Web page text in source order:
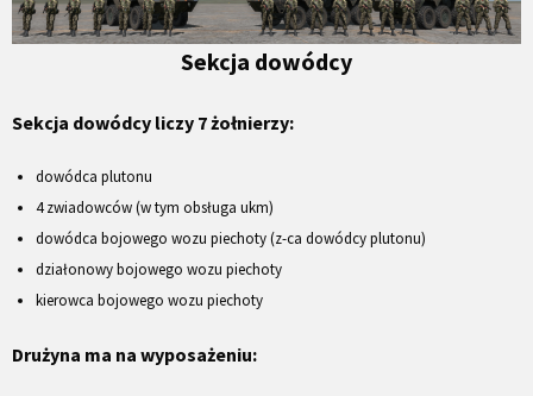
Sekcja dowódcy
Sekcja dowódcy liczy 7 żołnierzy:
dowódca plutonu
4 zwiadowców (w tym obsługa ukm)
dowódca bojowego wozu piechoty (z-ca dowódcy plutonu)
działonowy bojowego wozu piechoty
kierowca bojowego wozu piechoty
Drużyna ma na wyposażeniu: